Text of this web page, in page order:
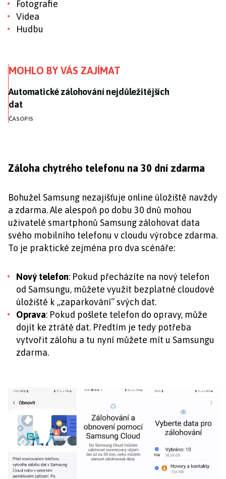
Fotografie
Videa
Hudbu
MOHLO BY VÁS ZAJÍMAT
Automatické zálohování nejdůležitějších dat
Automatické zálohování nejdůležitějších
dat
ČASOPIS
Záloha chytrého telefonu na 30 dní zdarma
Bohužel Samsung nezajišťuje online úložiště navždy
a zdarma. Ale alespoň po dobu 30 dnů mohou
uživatelé smartphonů Samsung zálohovat data
svého mobilního telefonu v cloudu výrobce zdarma.
To je praktické zejména pro dva scénáře:
Nový telefon: Pokud přecházíte na nový telefon
od Samsungu, můžete využít bezplatné cloudové
úložiště k „zaparkování“ svých dat.
Oprava: Pokud pošlete telefon do opravy, může
dojít ke ztrátě dat. Předtím je tedy potřeba
vytvořit zálohu a tu nyní můžete mít u Samsungu
zdarma.